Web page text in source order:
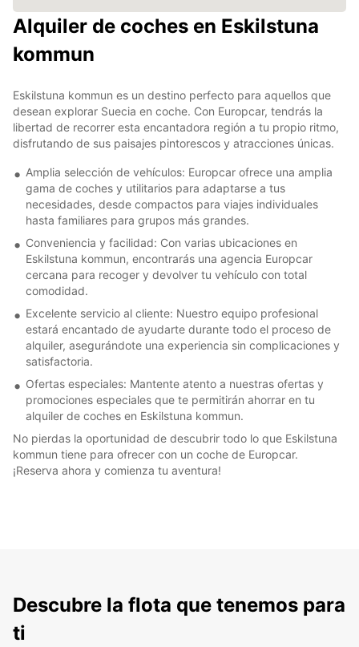
Alquiler de coches en Eskilstuna
kommun
Eskilstuna kommun es un destino perfecto para aquellos que
desean explorar Suecia en coche. Con Europcar, tendrás la
libertad de recorrer esta encantadora región a tu propio ritmo,
disfrutando de sus paisajes pintorescos y atracciones únicas.
Amplia selección de vehículos: Europcar ofrece una amplia
gama de coches y utilitarios para adaptarse a tus
necesidades, desde compactos para viajes individuales
hasta familiares para grupos más grandes.
Conveniencia y facilidad: Con varias ubicaciones en
Eskilstuna kommun, encontrarás una agencia Europcar
cercana para recoger y devolver tu vehículo con total
comodidad.
Excelente servicio al cliente: Nuestro equipo profesional
estará encantado de ayudarte durante todo el proceso de
alquiler, asegurándote una experiencia sin complicaciones y
satisfactoria.
Ofertas especiales: Mantente atento a nuestras ofertas y
promociones especiales que te permitirán ahorrar en tu
alquiler de coches en Eskilstuna kommun.
No pierdas la oportunidad de descubrir todo lo que Eskilstuna
kommun tiene para ofrecer con un coche de Europcar.
¡Reserva ahora y comienza tu aventura!
Descubre la flota que tenemos para
ti